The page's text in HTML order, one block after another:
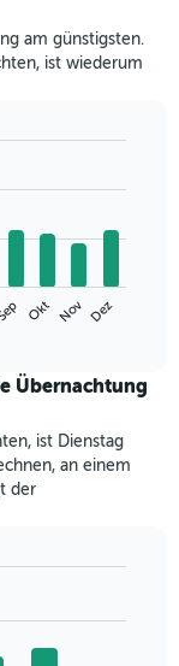
am günstigsten.
ist wiederum
Okt Nov Dez
Übernachtung
ist Dienstag
an einem
der